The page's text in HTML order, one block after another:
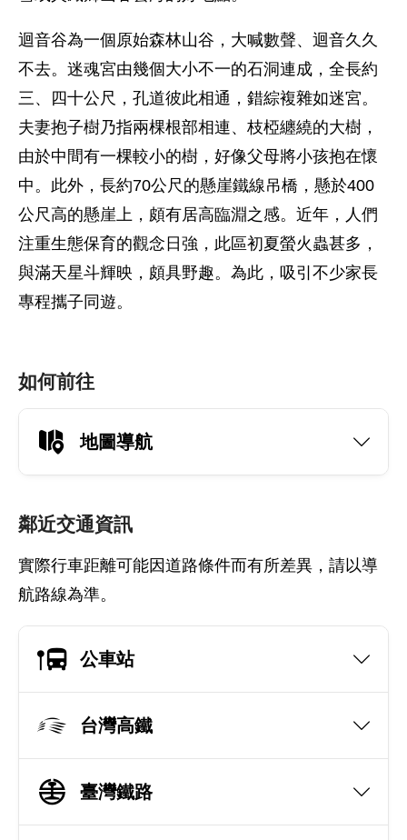
迴音谷為一個原始森林山谷，大喊數聲、迴音久久
不去。迷魂宮由幾個大小不一的石洞連成，全長約
三、四十公尺，孔道彼此相通，錯綜複雜如迷宮。
夫妻抱子樹乃指兩棵根部相連、枝椏纏繞的大樹，
由於中間有一棵較小的樹，好像父母將小孩抱在懷
中。此外，長約70公尺的懸崖鐵線吊橋，懸於400
公尺高的懸崖上，頗有居高臨淵之感。近年，人們
注重生態保育的觀念日強，此區初夏螢火蟲甚多，
與滿天星斗輝映，頗具野趣。為此，吸引不少家長
專程攜子同遊。
如何前往
地圖導航
鄰近交通資訊
實際行車距離可能因道路條件而有所差異，請以導
航路線為準。
公車站
台灣高鐵
臺灣鐵路